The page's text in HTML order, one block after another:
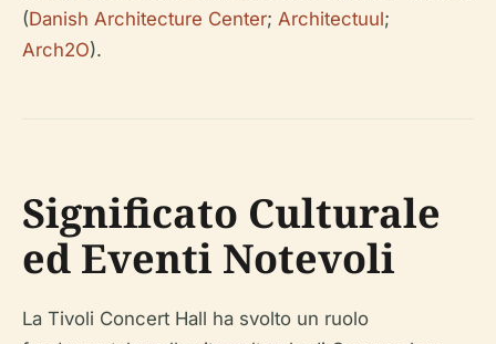
(Danish Architecture Center; Architectuul;
Arch2O).
Significato Culturale
ed Eventi Notevoli
La Tivoli Concert Hall ha svolto un ruolo